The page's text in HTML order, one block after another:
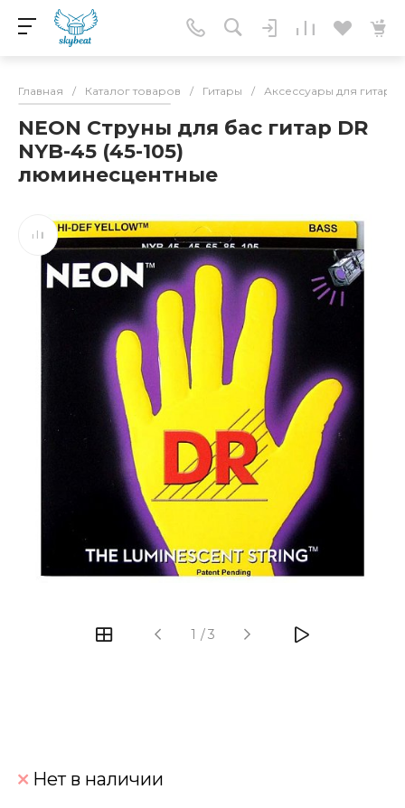
Главная / Каталог товаров / Гитары / Аксессуары для гитар
NEON Струны для бас гитар DR
NYB-45 (45-105)
люминесцентные
1 /3
Нет в наличии